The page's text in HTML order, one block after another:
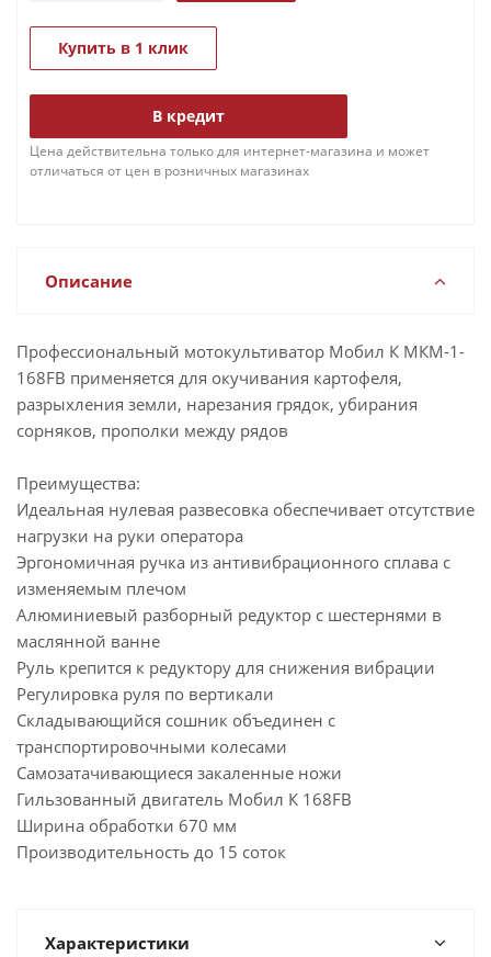
Купить в 1 клик
В кредит
Цена действительна только для интернет-магазина и может
отличаться от цен в розничных магазинах
Описание
Профессиональный мотокультиватор Мобил К МКМ-1-
168FB применяется для окучивания картофеля,
разрыхления земли, нарезания грядок, убирания
сорняков, прополки между рядов
Преимущества:
Идеальная нулевая развесовка обеспечивает отсутствие
нагрузки на руки оператора
Эргономичная ручка из антивибрационного сплава с
изменяемым плечом
Алюминиевый разборный редуктор с шестернями в
маслянной ванне
Руль крепится к редуктору для снижения вибрации
Регулировка руля по вертикали
Складывающийся сошник объединен с
транспортировочными колесами
Самозатачивающиеся закаленные ножи
Гильзованный двигатель Мобил К 168FB
Ширина обработки 670 мм
Производительность до 15 соток
Характеристики